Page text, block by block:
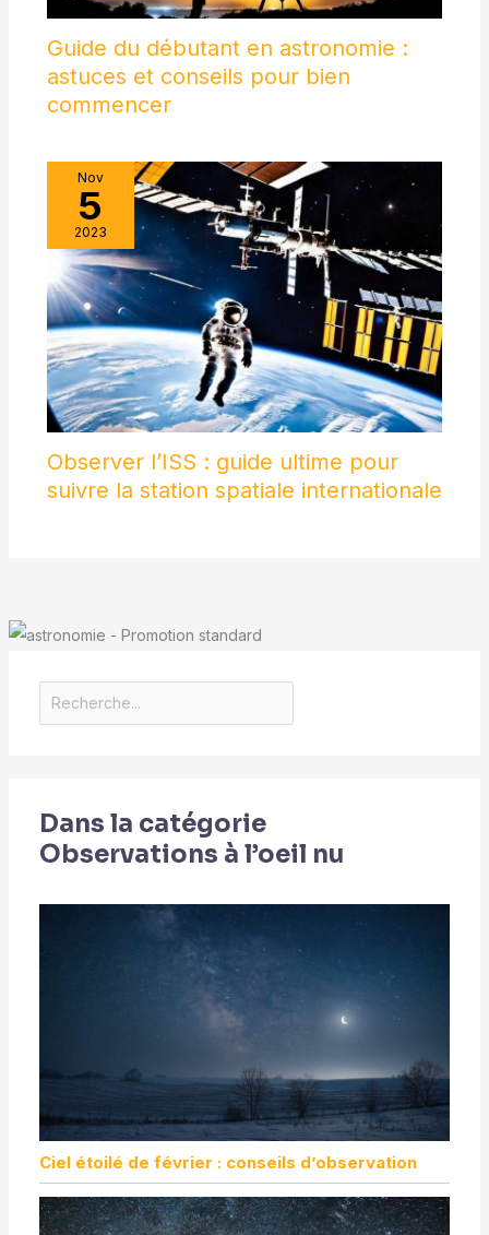
Guide du débutant en astronomie :
astuces et conseils pour bien
commencer
Nov
5
2023
Observer l’ISS : guide ultime pour
suivre la station spatiale internationale
Dans la catégorie
Observations à l’oeil nu
Ciel étoilé de février : conseils d’observation